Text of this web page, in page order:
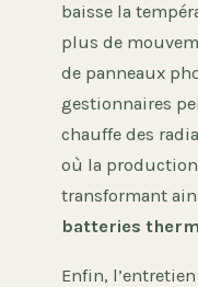
baisse la
plus de
de panneaux
gestionnaires
chauffe des
où la
transformant
batteries
Enfin,